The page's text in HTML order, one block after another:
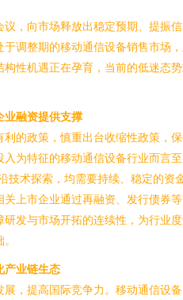
，向市场释放出稳定预期、提振信
调整期的移动通信设备销售市场
性机遇正在孕育，当前的低迷态
业融资提供支撑
的政策，慎重出台收缩性政策，
为特征的移动通信设备行业而言
技术探索，均需要持续、稳定的资
上市企业通过再融资、发行债券
发与市场开拓的连续性，为行业
产业链生态
，提高国际竞争力。移动通信设